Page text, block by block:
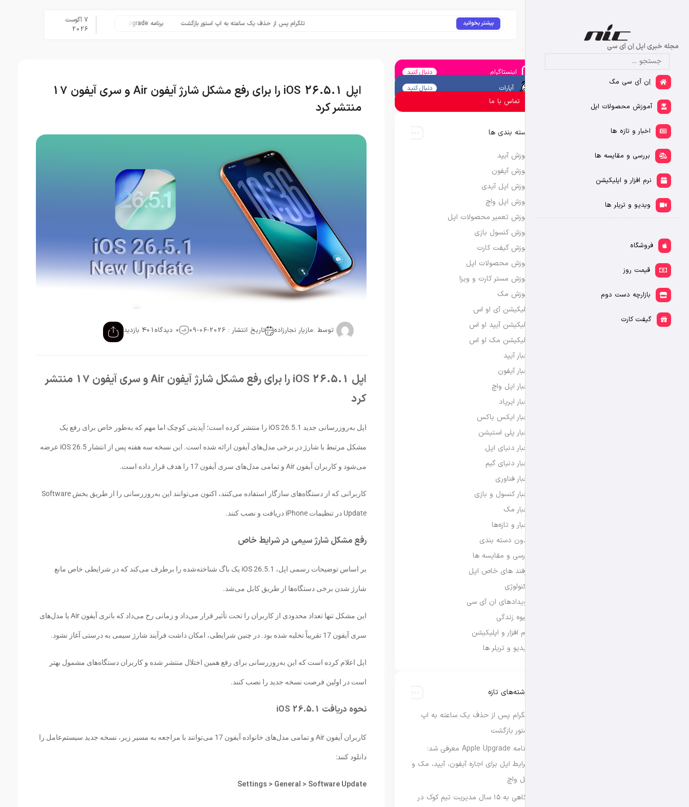
مجله خبری اپل اِن آی سی
اِن آی سی مگ
آموزش محصولات اپل
اخبار و تازه ها
بررسی و مقایسه ها
نرم افزار و اپلیکیشن
ویدیو و تریلر ها
فروشگاه
قیمت روز
بازارچه دست دوم
گیفت کارت
بیشتر بخوانید تلگرام پس از حذف یک ساعته به اپ استور بازگشت برنامه Apple Upgrade معرفی شد؛ شرایط اپل برای اجاره آیفون، آیپد، مک و اپل واچ
7 آگوست
2026
اپل iOS 26.5.1 را برای رفع مشکل شارژ آیفون Air و سری آیفون 17
منتشر کرد
توسط :مازیار نجارزاده تاریخ انتشار : 2026-06-09 0 دیدگاه 401 بازدید
اپل iOS 26.5.1 را برای رفع مشکل شارژ آیفون Air و سری آیفون 17 منتشر
کرد
اپل به‌روزرسانی جدید iOS 26.5.1 را منتشر کرده است؛ آپدیتی کوچک اما مهم که به‌طور خاص برای رفع یک
مشکل مرتبط با شارژ در برخی مدل‌های آیفون ارائه شده است. این نسخه سه هفته پس از انتشار iOS 26.5 عرضه
می‌شود و کاربران آیفون Air و تمامی مدل‌های سری آیفون 17 را هدف قرار داده است.
کاربرانی که از دستگاه‌های سازگار استفاده می‌کنند، اکنون می‌توانند این به‌روزرسانی را از طریق بخش Software
Update در تنظیمات iPhone دریافت و نصب کنند.
رفع مشکل شارژ سیمی در شرایط خاص
بر اساس توضیحات رسمی اپل، iOS 26.5.1 یک باگ شناخته‌شده را برطرف می‌کند که در شرایطی خاص مانع
شارژ شدن برخی دستگاه‌ها از طریق کابل می‌شد.
این مشکل تنها تعداد محدودی از کاربران را تحت تأثیر قرار می‌داد و زمانی رخ می‌داد که باتری آیفون Air یا مدل‌های
سری آیفون 17 تقریباً تخلیه شده بود. در چنین شرایطی، امکان داشت فرآیند شارژ سیمی به درستی آغاز نشود.
اپل اعلام کرده است که این به‌روزرسانی برای رفع همین اختلال منتشر شده و کاربران دستگاه‌های مشمول بهتر
است در اولین فرصت نسخه جدید را نصب کنند.
نحوه دریافت iOS 26.5.1
کاربران آیفون Air و تمامی مدل‌های خانواده آیفون 17 می‌توانند با مراجعه به مسیر زیر، نسخه جدید سیستم‌عامل را
دانلود کنند:
Settings > General > Software Update
اینستاگرام دنبال کنید
آپارات دنبال کنید
تماس با ما
دسته بندی ها
آموزش آیپد
آموزش آیفون
آموزش اپل آیدی
آموزش اپل واچ
آموزش تعمیر محصولات اپل
آموزش کنسول بازی
آموزش گیفت کارت
آموزش محصولات اپل
آموزش مستر کارت و ویزا
آموزش مک
اپلیکیشن آی او اس
اپلیکیشن آیپد او اس
اپلیکیشن مک او اس
اخبار آیپد
اخبار آیفون
اخبار اپل واچ
اخبار ایرپاد
اخبار ایکس باکس
اخبار پلی استیشن
اخبار دنیای اپل
اخبار دنیای گیم
اخبار فناوری
اخبار کنسول و بازی
اخبار مک
اخبار و تازه‌ها
بدون دسته بندی
بررسی و مقایسه ها
ترفند های خاص اپل
تکنولوژی
رویدادهای ان آی سی
شیوه زندگی
نرم افزار و اپلیکیشن
ویدیو و تریلر ها
نوشته‌های تازه
تلگرام پس از حذف یک ساعته به اپ
استور بازگشت
برنامه Apple Upgrade معرفی شد؛
شرایط اپل برای اجاره آیفون، آیپد، مک و
اپل واچ
نگاهی به ۱۵ سال مدیریت تیم کوک در